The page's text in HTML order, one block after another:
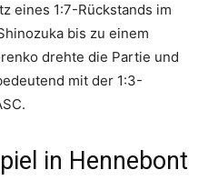
eines 1:7-Rückstands im
bis zu einem
drehte die Partie und
mit der 1:3-
in Hennebont